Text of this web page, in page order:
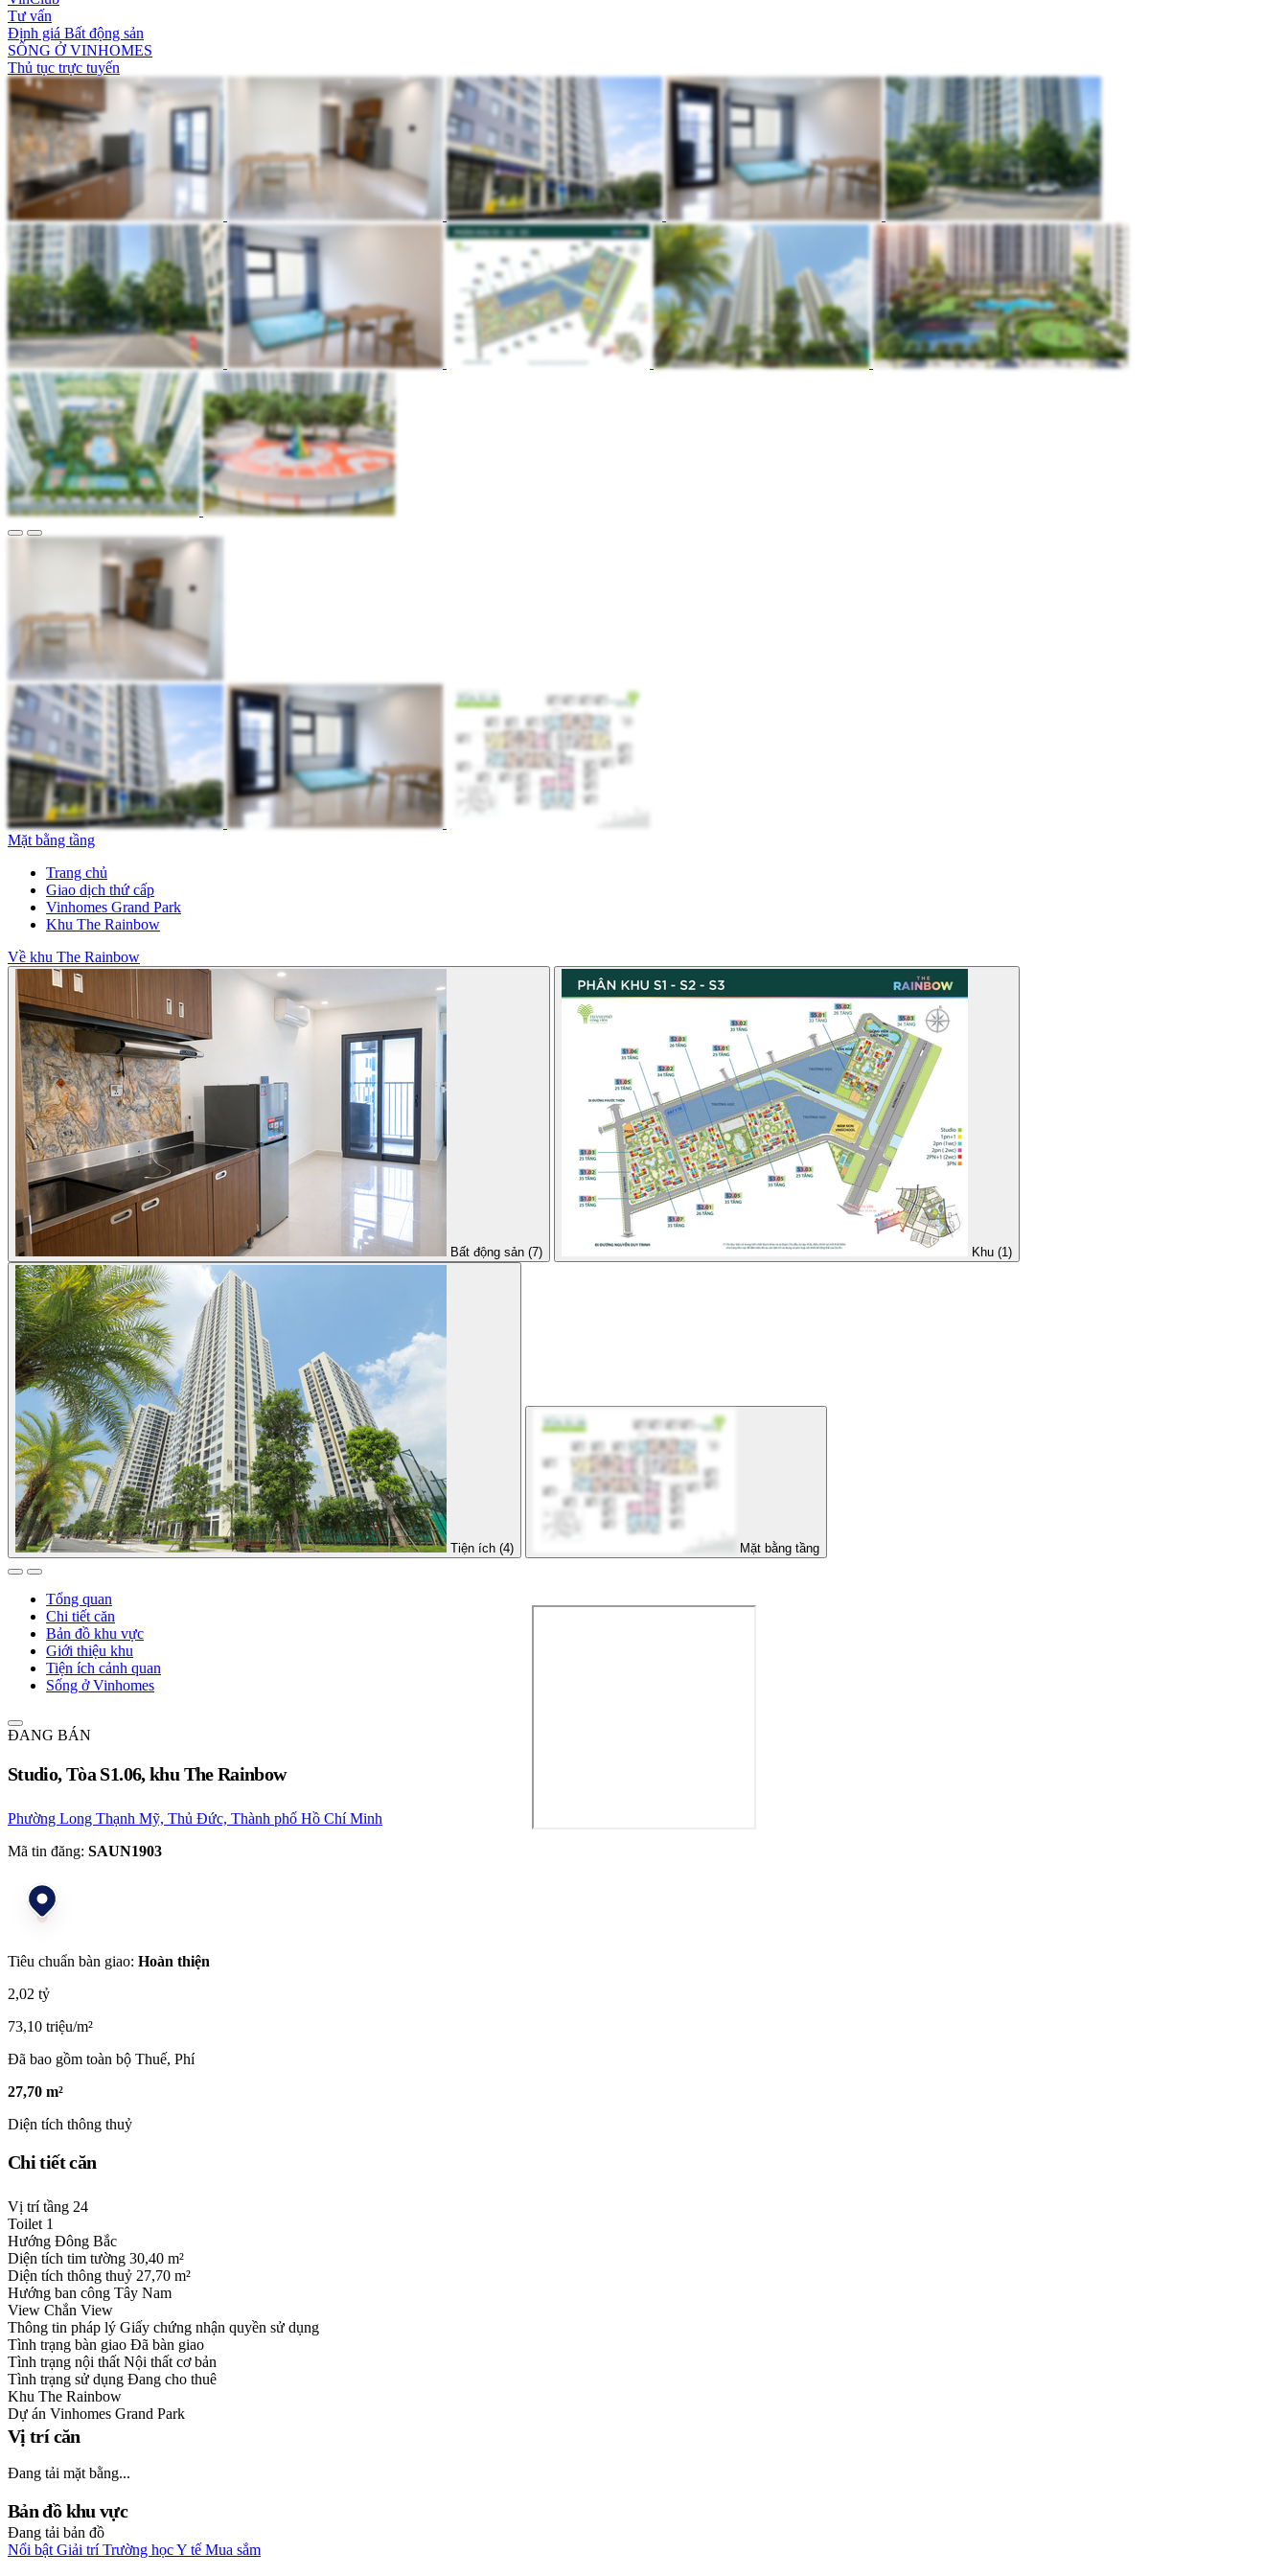
Tư vấn
Định giá Bất động sản
SỐNG Ở VINHOMES
Thủ tục trực tuyến
Mặt bằng tầng
Trang chủ
Giao dịch thứ cấp
Vinhomes Grand Park
Khu The Rainbow
Về khu The Rainbow
Bất động sản (7) Khu (1)
Tiện ích (4) Mặt bằng tầng
Tổng quan
Chi tiết căn
Bản đồ khu vực
Giới thiệu khu
Tiện ích cảnh quan
Sống ở Vinhomes
ĐANG BÁN
Studio, Tòa S1.06, khu The Rainbow
Phường Long Thạnh Mỹ, Thủ Đức, Thành phố Hồ Chí Minh
Mã tin đăng: SAUN1903
Tiêu chuẩn bàn giao: Hoàn thiện
2,02 tỷ
73,10 triệu/m²
Đã bao gồm toàn bộ Thuế, Phí
27,70 m²
Diện tích thông thuỷ
Chi tiết căn
Vị trí tầng 24
Toilet 1
Hướng Đông Bắc
Diện tích tim tường 30,40 m²
Diện tích thông thuỷ 27,70 m²
Hướng ban công Tây Nam
View Chắn View
Thông tin pháp lý Giấy chứng nhận quyền sử dụng
Tình trạng bàn giao Đã bàn giao
Tình trạng nội thất Nội thất cơ bản
Tình trạng sử dụng Đang cho thuê
Khu The Rainbow
Dự án Vinhomes Grand Park
Vị trí căn
Đang tải mặt bằng...
Bản đồ khu vực
Đang tải bản đồ
Nổi bật Giải trí Trường họcY tế Mua sắm